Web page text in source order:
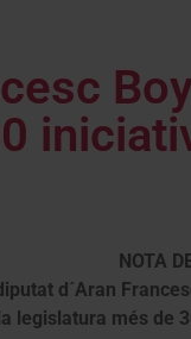
NOTA
d´Aran
legislatura més de